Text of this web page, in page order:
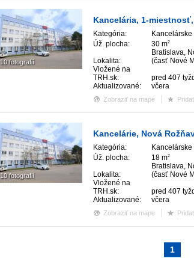
10 fotografií
Kategória:
Úž. plocha:
30 m2
Lokalita:
Bratislava,
(časť Nové
Vložené na
TRH.sk:
pred 407
Aktualizované:
včera
Zobraziť na mape
10 fotografií
Kategória:
Úž. plocha:
18 m2
Lokalita:
Bratislava,
(časť Nové
Vložené na
TRH.sk:
pred 407
Aktualizované:
včera
Zobraziť na mape
1